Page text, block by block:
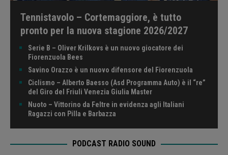
Tennistavolo – Cortemaggiore, è tutto
pronto per la nuova stagione 2026/2027
Serie B – Oliver Krilkovs è un nuovo giocatore dei
Fiorenzuola Bees
Savino Orazzo è un nuovo difensore del Fiorenzuola
Ciclismo – Alberto Baesso (Asd Programma Auto) è il “re”
del Giro del Friuli Venezia Giulia Master
Nuoto – Vittorino da Feltre in evidenza agli Italiani
Ragazzi con Pilla e Barbazza
PODCAST RADIO SOUND